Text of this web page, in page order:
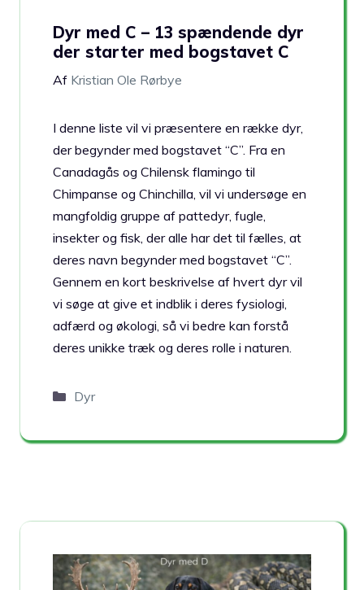
Dyr med C – 13 spændende dyr
der starter med bogstavet C
Af Kristian Ole Rørbye
I denne liste vil vi præsentere en række dyr,
der begynder med bogstavet “C”. Fra en
Canadagås og Chilensk flamingo til
Chimpanse og Chinchilla, vil vi undersøge en
mangfoldig gruppe af pattedyr, fugle,
insekter og fisk, der alle har det til fælles, at
deres navn begynder med bogstavet “C”.
Gennem en kort beskrivelse af hvert dyr vil
vi søge at give et indblik i deres fysiologi,
adfærd og økologi, så vi bedre kan forstå
deres unikke træk og deres rolle i naturen.
Kategorier
Dyr